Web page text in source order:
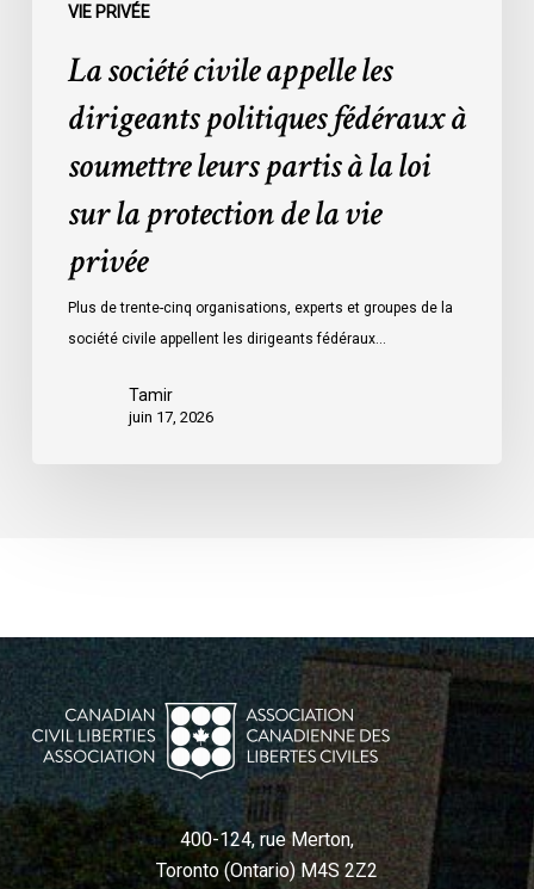
VIE PRIVÉE
protection
privée
La société civile appelle les
dirigeants politiques fédéraux à
soumettre leurs partis à la loi
sur la protection de la vie
privée
Plus de trente-cinq organisations, experts et groupes de la
société civile appellent les dirigeants fédéraux…
Tamir
juin 17, 2026
400-124, rue Merton,
Toronto (Ontario) M4S 2Z2